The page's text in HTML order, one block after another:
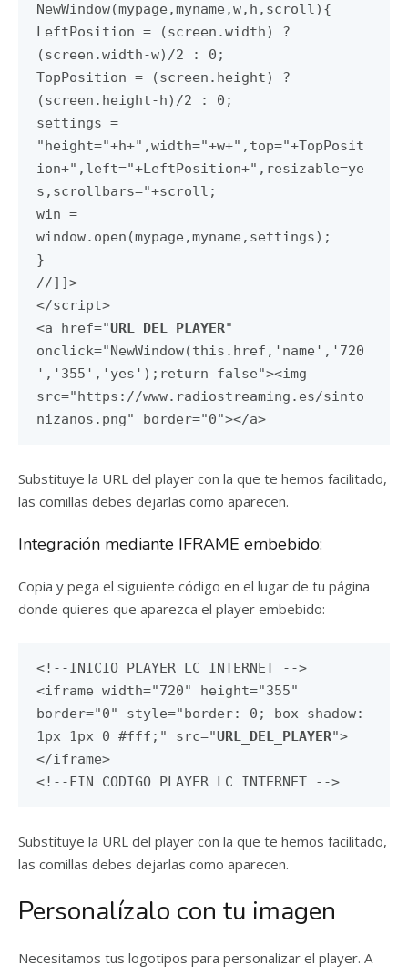
NewWindow(mypage,myname,w,h,scroll){
LeftPosition = (screen.width) ?
(screen.width-w)/2 : 0;
TopPosition = (screen.height) ?
(screen.height-h)/2 : 0;
settings =
"height="+h+",width="+w+",top="+TopPosit
ion+",left="+LeftPosition+",resizable=ye
s,scrollbars="+scroll;
win =
window.open(mypage,myname,settings);
}
//]]>
</script>
<a href="URL DEL PLAYER"
onclick="NewWindow(this.href,'name','720
','355','yes');return false"><img
src="https://www.radiostreaming.es/sinto
nizanos.png" border="0"></a>
Substituye la URL del player con la que te hemos facilitado,
las comillas debes dejarlas como aparecen.
Integración mediante IFRAME embebido:
Copia y pega el siguiente código en el lugar de tu página
donde quieres que aparezca el player embebido:
<!--INICIO PLAYER LC INTERNET -->
<iframe width="720" height="355"
border="0" style="border: 0; box-shadow:
1px 1px 0 #fff;" src="URL_DEL_PLAYER">
</iframe>
<!--FIN CODIGO PLAYER LC INTERNET -->
Substituye la URL del player con la que te hemos facilitado,
las comillas debes dejarlas como aparecen.
Personalízalo con tu imagen
Necesitamos tus logotipos para personalizar el player. A